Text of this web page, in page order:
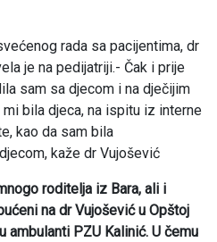
rada sa pacijentima, dr
je na pedijatriji.- Čak i prije
sam sa djecom i na dječijim
bila djeca, na ispitu iz interne
kao da sam bila
kaže dr Vujošević
roditelja iz Bara, ali i
na dr Vujošević u Opštoj
ambulanti PZU Kalinić. U čemu